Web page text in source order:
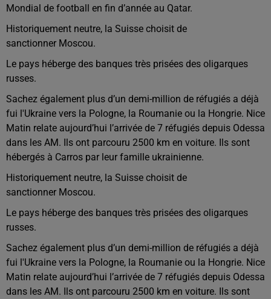
Mondial de football en fin d’année au Qatar.
Historiquement neutre, la Suisse choisit de
sanctionner Moscou.
Le pays héberge des banques très prisées des oligarques
russes.
Sachez également plus d’un demi-million de réfugiés a déjà
fui l'Ukraine vers la Pologne, la Roumanie ou la Hongrie. Nice
Matin relate aujourd’hui l’arrivée de 7 réfugiés depuis Odessa
dans les AM. Ils ont parcouru 2500 km en voiture. Ils sont
hébergés à Carros par leur famille ukrainienne.
Historiquement neutre, la Suisse choisit de
sanctionner Moscou.
Le pays héberge des banques très prisées des oligarques
russes.
Sachez également plus d’un demi-million de réfugiés a déjà
fui l'Ukraine vers la Pologne, la Roumanie ou la Hongrie. Nice
Matin relate aujourd’hui l’arrivée de 7 réfugiés depuis Odessa
dans les AM. Ils ont parcouru 2500 km en voiture. Ils sont